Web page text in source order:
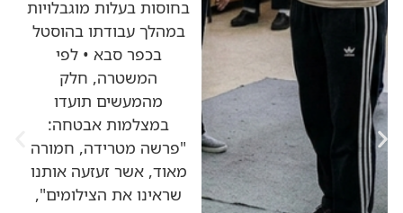
בחוסות בעלות מוגבלויות
במהלך עבודתו בהוסטל
בכפר סבא • לפי
המשטרה, חלק
מהמעשים תועדו
במצלמות אבטחה:
"פרשה מטרידה, חמורה
מאוד, אשר זעזעה אותנו
שראינו את הצילומים",